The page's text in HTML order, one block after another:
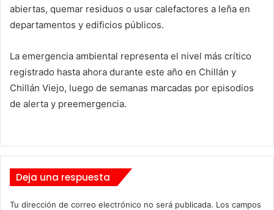
abiertas, quemar residuos o usar calefactores a leña en
departamentos y edificios públicos.
La emergencia ambiental representa el nivel más crítico
registrado hasta ahora durante este año en Chillán y
Chillán Viejo, luego de semanas marcadas por episodios
de alerta y preemergencia.
Deja una respuesta
Tu dirección de correo electrónico no será publicada. Los campos